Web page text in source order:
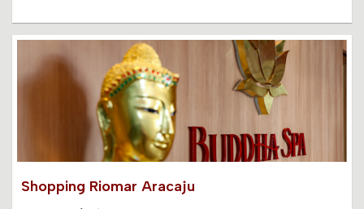
Shopping Riomar Aracaju